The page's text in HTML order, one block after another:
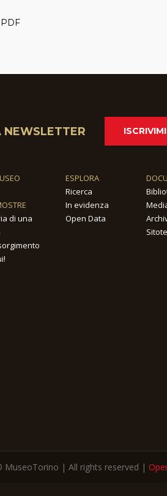
NEWSLETTER ISCRIVIMI
di una
ESPLORA
Ricerca
In evidenza
Open Data
MuseoTorino | All rights reserved |